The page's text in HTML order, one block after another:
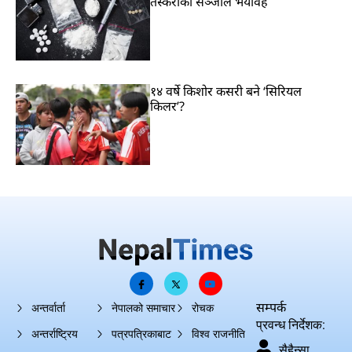
१४ वर्षे किशोर कसरी बने ‘सिरियल
किलर’?
अन्तर्वार्ता
अन्तर्राष्ट्रिय
नेपालको समाचार
पत्रपत्रिकाबाट
रोचक
विश्व राजनीति
सम्पर्क
प्रवन्ध निर्देशक: